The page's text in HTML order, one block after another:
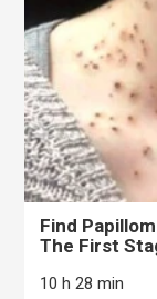
Find
The First
10 h 28 min